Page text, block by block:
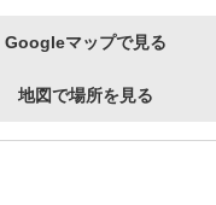
Googleマップで見る
地図で場所を見る